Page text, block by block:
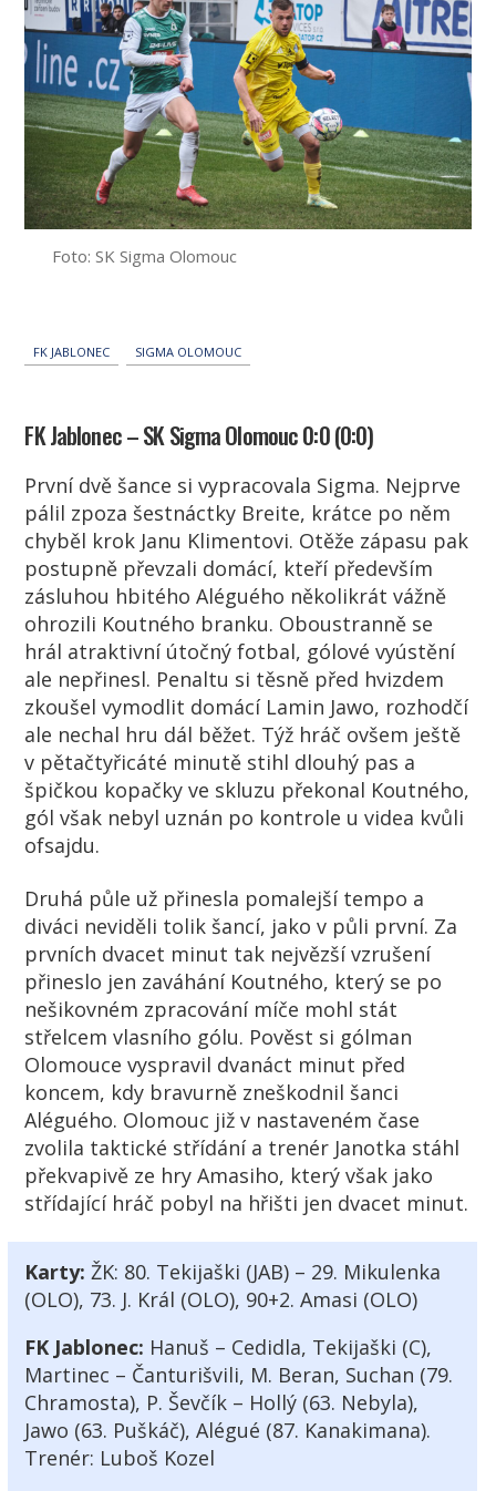
Foto: SK Sigma Olomouc
FK JABLONEC SIGMA OLOMOUC
FK Jablonec – SK Sigma Olomouc 0:0 (0:0)
První dvě šance si vypracovala Sigma. Nejprve
pálil zpoza šestnáctky Breite, krátce po něm
chyběl krok Janu Klimentovi. Otěže zápasu pak
postupně převzali domácí, kteří především
zásluhou hbitéhoAléguého několikrát vážně
ohrozili Koutného branku. Oboustranně se
hrál atraktivní útočný fotbal, gólové vyústění
ale nepřinesl. Penaltu si těsně před hvizdem
zkoušel vymodlit domácí Lamin Jawo, rozhodčí
ale nechal hru dál běžet. Týž hráč ovšem ještě
v pětačtyřicáté minutě stihl dlouhý pas a
špičkou kopačky ve skluzu překonal Koutného,
gól však nebyl uznán po kontrole u videa kvůli
ofsajdu.
Druhá půle už přinesla pomalejší tempo a
diváci neviděli tolik šancí, jako v půli první. Za
prvních dvacet minut tak nejvězší vzrušení
přineslo jen zaváhání Koutného, který se po
nešikovném zpracování míče mohl stát
střelcem vlasního gólu. Pověst si gólman
Olomouce vyspravil dvanáct minut před
koncem, kdy bravurně zneškodnil šanci
Aléguého. Olomouc již v nastaveném čase
zvolila taktické střídání a trenér Janotka stáhl
překvapivě ze hry Amasiho, který však jako
střídající hráč pobyl na hřišti jen dvacet minut.
Karty: ŽK: 80. Tekijaški (JAB) – 29. Mikulenka
(OLO), 73. J. Král (OLO), 90+2. Amasi (OLO)
FK Jablonec: Hanuš – Cedidla, Tekijaški (C),
Martinec – Čanturišvili, M. Beran, Suchan (79.
Chramosta), P. Ševčík – Hollý (63. Nebyla),
Jawo (63. Puškáč), Alégué (87. Kanakimana).
Trenér: Luboš Kozel